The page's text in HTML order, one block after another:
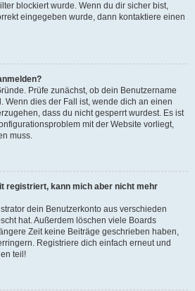
blockiert wurde. Wenn du dir sicher bist,
eingegeben wurde, dann kontaktiere einen
Prüfe zunächst, ob dein Benutzername
Wenn dies der Fall ist, wende dich an einen
dass du nicht gesperrt wurdest. Es ist
mit der Website vorliegt,
muss.
registriert, kann mich aber nicht mehr
dein Benutzerkonto aus verschieden
hat. Außerdem löschen viele Boards
Zeit keine Beiträge geschrieben haben,
Registriere dich einfach erneut und
teil!